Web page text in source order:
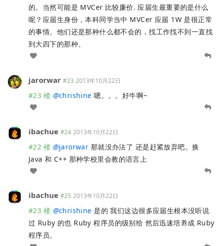
的。当然可能是 MVCer 比较廉价. 应届生最重要的是什么
呢？应届生身份，本科同学当中 MVCer 应届 1W 是很正常
的事情。他们还是那种什么都不会的，找工作找不到一直找
到大四下的那种。
jarorwar #23 2013年10月22日
#23 楼 @chrishine 嗯。。。好牛啊~
ibachue #24 2013年10月22日
#22 楼 @jarorwar 那就没办法了 还是赶紧放弃吧。换
Java 和 C++ 那种学校里会教的语言上
ibachue #25 2013年10月22日
#23 楼 @chrishine 是的 我们这边很多应届生根本没听说
过 Ruby 的也 Ruby 程序员的级别给 然后迅速培养成 Ruby
程序员。